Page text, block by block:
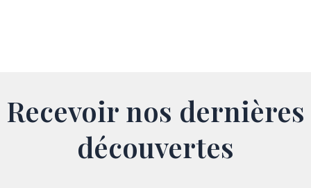
Recevoir nos dernières
découvertes